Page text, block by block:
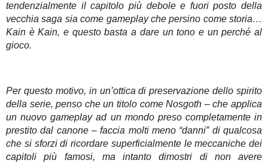
tendenzialmente il capitolo più debole e fuori posto della
vecchia saga sia come gameplay che persino come storia…
Kain è Kain, e questo basta a dare un tono e un perché al
gioco.
Per questo motivo, in un’ottica di preservazione dello spirito
della serie, penso che un titolo come Nosgoth – che applica
un nuovo gameplay ad un mondo preso completamente in
prestito dal canone – faccia molti meno “danni” di qualcosa
che si sforzi di ricordare superficialmente le meccaniche dei
capitoli più famosi, ma intanto dimostri di non avere